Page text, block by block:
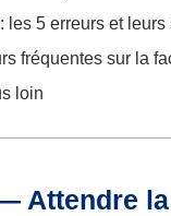
les 5 erreurs et
fréquentes sur la
loin
Attendre